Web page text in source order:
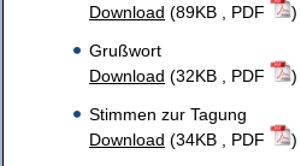
Download (89KB , PDF
)
Grußwort
Download (32KB , PDF
)
Stimmen zur Tagung
Download (34KB , PDF
)